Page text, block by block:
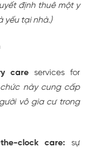
định thuê một y
yếu tại nhà.)
care services for
chức này cung cấp
vô gia cư trong
clock care: sự